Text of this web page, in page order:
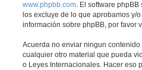
www.phpbb.com. El software
los excluye de lo que aprobamos y/
información sobre phpBB, por favor
Acuerda no enviar ningun
cualquier otro material que pueda
o Leyes Internacionales. Hacer eso